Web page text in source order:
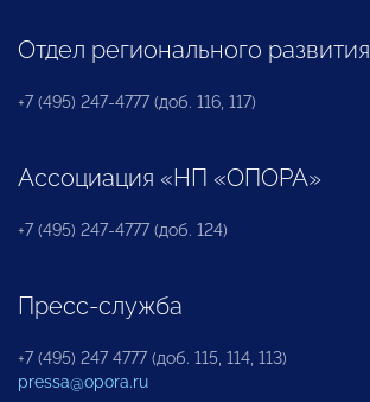
Отдел регионального развития
+7 (495) 247-4777 (доб. 116, 117)
Ассоциация «НП «ОПОРА»
+7 (495) 247-4777 (доб. 124)
Пресс-служба
+7 (495) 247 4777 (доб. 115, 114, 113)
pressa@opora.ru